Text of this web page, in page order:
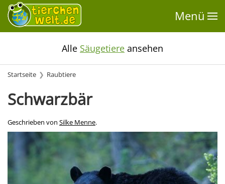
Menü
Alle Säugetiere ansehen
Startseite Raubtiere
Schwarzbär
Geschrieben von Silke Menne.